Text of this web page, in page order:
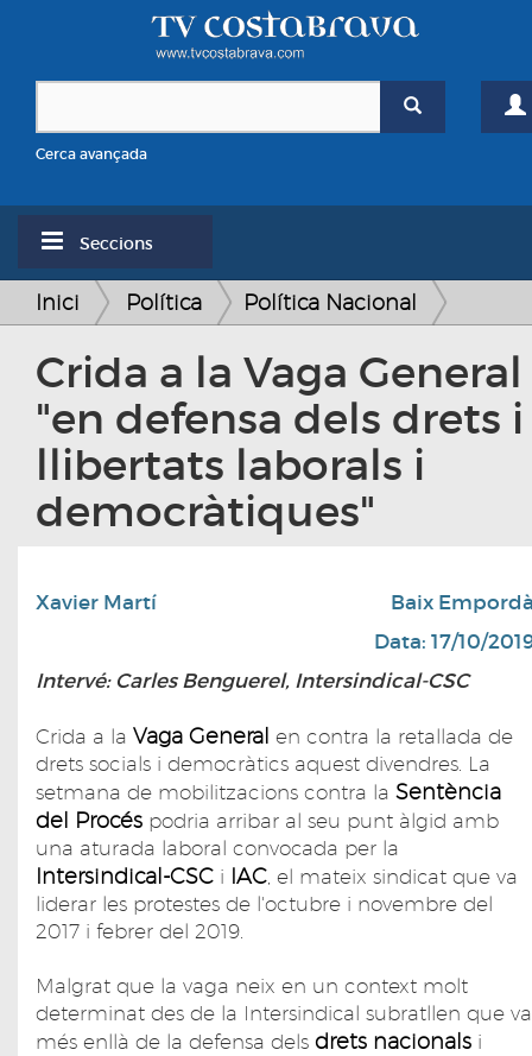
Cerca avançada
Seccions
Inici Política Política Nacional
Crida a la Vaga General
"en defensa dels drets i
llibertats laborals i
democràtiques"
Xavier Martí
Baix
Data: 17/10/
Intervé: Carles Benguerel, Intersindical-CSC
Crida a la Vaga General en contra la retallada de
drets socials i democràtics aquest divendres. La
setmana de mobilitzacions contra la Sentència
del Procés podria arribar al seu punt àlgid amb
una aturada laboral convocada per la
Intersindical-CSC i IAC, el mateix sindicat que va
liderar les protestes de l'octubre i novembre del
2017 i febrer del 2019.
Malgrat que la vaga neix en un context molt
determinat des de la Intersindical subratllen que va
més enllà de la defensa dels drets nacionals i